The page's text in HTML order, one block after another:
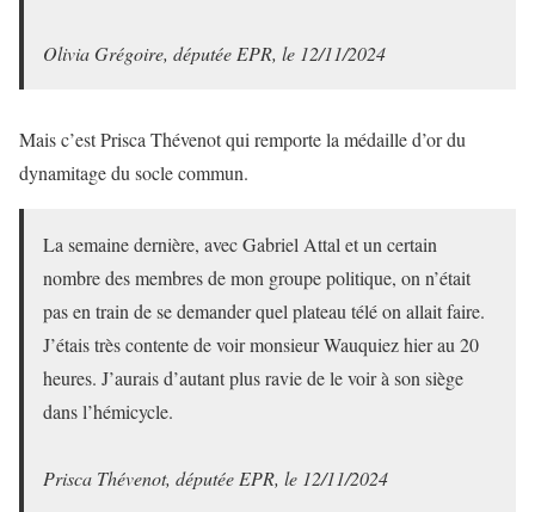
Olivia Grégoire, députée EPR, le 12/11/2024
Mais c’est Prisca Thévenot qui remporte la médaille d’or du
dynamitage du socle commun.
La semaine dernière, avec Gabriel Attal et un certain
nombre des membres de mon groupe politique, on n’était
pas en train de se demander quel plateau télé on allait faire.
J’étais très contente de voir monsieur Wauquiez hier au 20
heures. J’aurais d’autant plus ravie de le voir à son siège
dans l’hémicycle.
Prisca Thévenot, députée EPR, le 12/11/2024